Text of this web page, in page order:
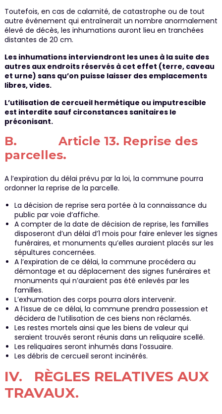
Toutefois, en cas de calamité, de catastrophe ou de tout
autre événement qui entraînerait un nombre anormalement
élevé de décès, les inhumations auront lieu en tranchées
distantes de 20 cm.
Les inhumations interviendront les unes à la suite des
autres aux endroits réservés à cet effet (terre, caveau
et urne) sans qu’on puisse laisser des emplacements
libres, vides.
L’utilisation de cercueil hermétique ou imputrescible
est interdite sauf circonstances sanitaires le
préconisant.
B. Article 13. Reprise des
parcelles.
A l’expiration du délai prévu par la loi, la commune pourra
ordonner la reprise de la parcelle.
La décision de reprise sera portée à la connaissance du
public par voie d’affiche.
A compter de la date de décision de reprise, les familles
disposeront d’un délai d’1 mois pour faire enlever les signes
funéraires, et monuments qu’elles auraient placés sur les
sépultures concernées.
A l’expiration de ce délai, la commune procédera au
démontage et au déplacement des signes funéraires et
monuments qui n’auraient pas été enlevés par les
familles.
L’exhumation des corps pourra alors intervenir.
A l’issue de ce délai, la commune prendra possession et
décidera de l’utilisation de ces biens non réclamés.
Les restes mortels ainsi que les biens de valeur qui
seraient trouvés seront réunis dans un reliquaire scellé.
Les reliquaires seront inhumés dans l’ossuaire.
Les débris de cercueil seront incinérés.
IV. RÈGLES RELATIVES AUX
TRAVAUX.